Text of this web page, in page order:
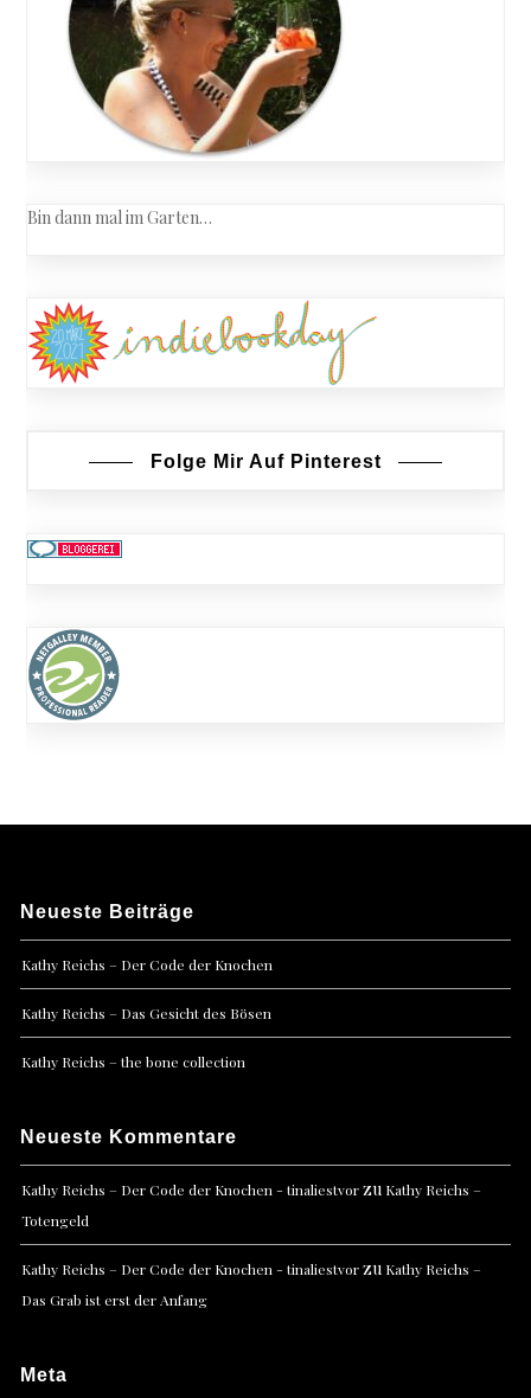
Bin dann mal im Garten…
Folge Mir Auf Pinterest
Neueste Beiträge
Kathy Reichs – Der Code der Knochen
Kathy Reichs – Das Gesicht des Bösen
Kathy Reichs – the bone collection
Neueste Kommentare
Kathy Reichs – Der Code der Knochen - tinaliestvorzu Kathy Reichs –
Totengeld
Kathy Reichs – Der Code der Knochen - tinaliestvorzu Kathy Reichs –
Das Grab ist erst der Anfang
Meta